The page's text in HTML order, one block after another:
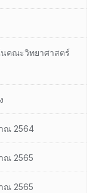
นคณะวิทยาศาสตร์
ณ 2564
ณ 2565
ณ 2565